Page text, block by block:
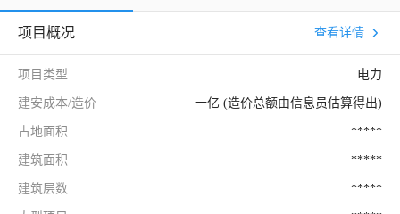
项目概况 查看详情
项目类型 电力
建安成本/造价 一亿 (造价总额由信息员估算得出)
占地面积 *****
建筑面积 *****
建筑层数 *****